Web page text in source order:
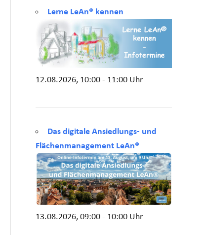
Lerne LeAn® kennen
12.08.2026, 10:00 - 11:00 Uhr
Das digitale Ansiedlungs- und
Flächenmanagement LeAn®
13.08.2026, 09:00 - 10:00 Uhr